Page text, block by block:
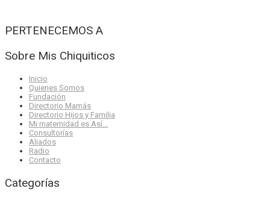
PERTENECEMOS A
Sobre Mis Chiquiticos
Inicio
Quienes Somos
Fundación
Directorio Mamás
Directorio Hijos y Familia
Mi maternidad es Así…
Consultorías
Aliados
Radio
Contacto
Categorías